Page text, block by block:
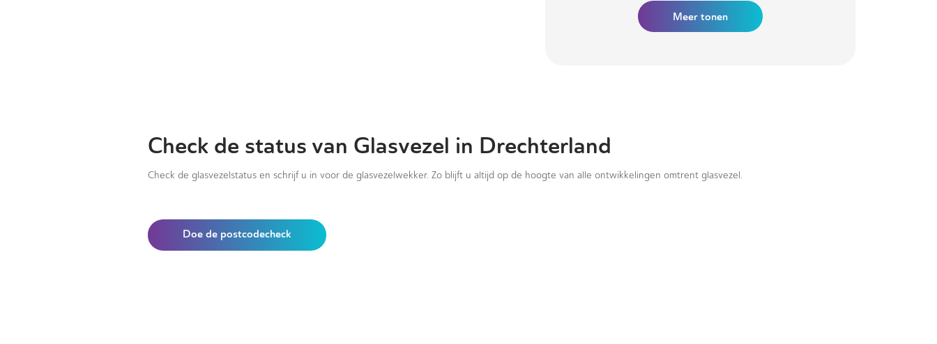
Meer tonen
Check de status van Glasvezel in Drechterland
Check de glasvezelstatus en schrijf u in voor de glasvezelwekker. Zo blijft u altijd op de hoogte van alle ontwikkelingen omtrent glasvezel.
Doe de postcodecheck